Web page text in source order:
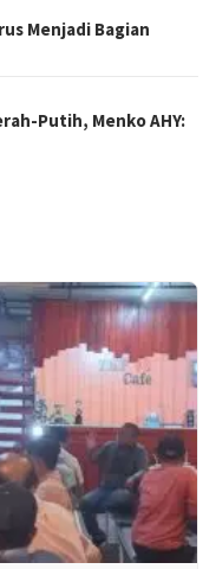
Menjadi Bagian
Putih, Menko AHY: